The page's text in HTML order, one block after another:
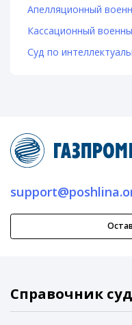
Апелляционный
Кассационный
Суд по
Справочник